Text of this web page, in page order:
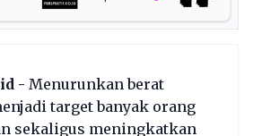
- Menurunkan berat
target banyak orang
sekaligus meningkatkan